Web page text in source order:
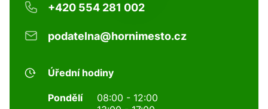
+420 554 281 002
podatelna@hornimesto.cz
Úřední hodiny
Pondělí
08:00 - 12:00